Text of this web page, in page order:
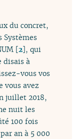
du concret,
Systèmes
[2], qui
disais à
vous vos
vous avez
juillet 2018,
nuit les
100 fois
an à 5 000